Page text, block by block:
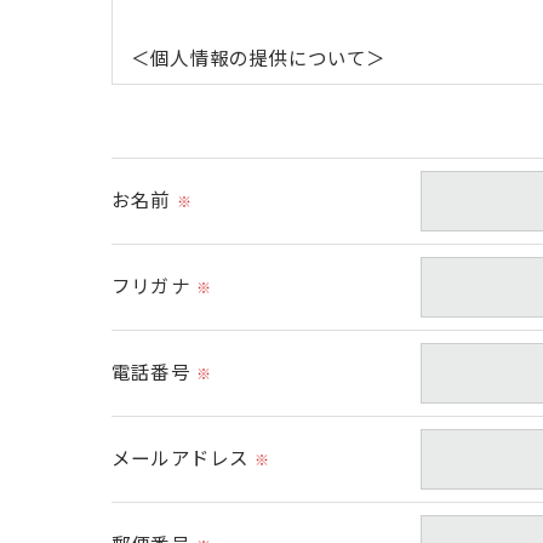
＜個人情報の提供について＞
当社ではお客様の同意を得た場合または法令
＜個人情報の委託について＞
当社では、利用目的の達成に必要な範囲に
＜個人情報の安全管理＞
当社では、個人情報の漏洩等がなされないよ
＜個人情報を与えなかった場合に生じる結果＞
お名前 ※
フリガナ ※
電話番号 ※
メールアドレス ※